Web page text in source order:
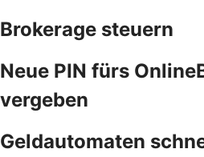
Brokerage steuern
Neue PIN fürs
vergeben
Geldautomaten